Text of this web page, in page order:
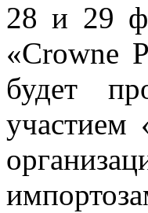
28 и 29
«Crowne
будет